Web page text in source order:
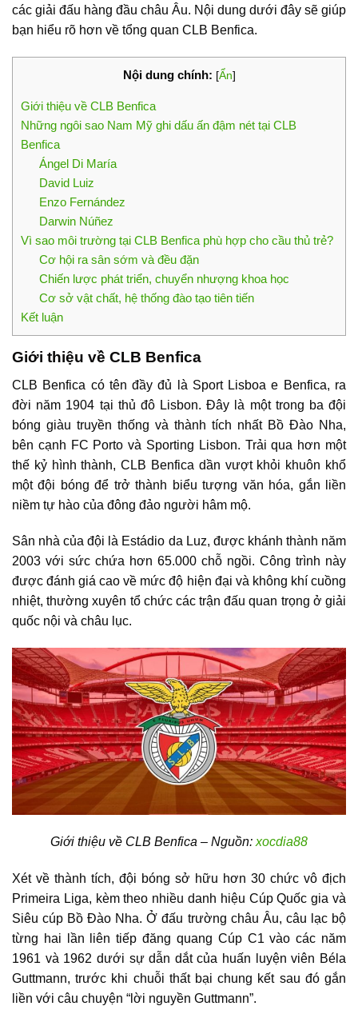
các giải đấu hàng đầu châu Âu. Nội dung dưới đây sẽ giúp
bạn hiểu rõ hơn về tổng quan CLB Benfica.
Nội dung chính: [Ẩn]
Giới thiệu về CLB Benfica
Những ngôi sao Nam Mỹ ghi dấu ấn đậm nét tại CLB
Benfica
Ángel Di María
David Luiz
Enzo Fernández
Darwin Núñez
Vì sao môi trường tại CLB Benfica phù hợp cho cầu thủ trẻ?
Cơ hội ra sân sớm và đều đặn
Chiến lược phát triển, chuyển nhượng khoa học
Cơ sở vật chất, hệ thống đào tạo tiên tiến
Kết luận
Giới thiệu về CLB Benfica
CLB Benfica có tên đầy đủ là Sport Lisboa e Benfica, ra
đời năm 1904 tại thủ đô Lisbon. Đây là một trong ba đội
bóng giàu truyền thống và thành tích nhất Bồ Đào Nha,
bên cạnh FC Porto và Sporting Lisbon. Trải qua hơn một
thế kỷ hình thành, CLB Benfica dần vượt khỏi khuôn khổ
một đội bóng để trở thành biểu tượng văn hóa, gắn liền
niềm tự hào của đông đảo người hâm mộ.
Sân nhà của đội là Estádio da Luz, được khánh thành năm
2003 với sức chứa hơn 65.000 chỗ ngồi. Công trình này
được đánh giá cao về mức độ hiện đại và không khí cuồng
nhiệt, thường xuyên tổ chức các trận đấu quan trọng ở giải
quốc nội và châu lục.
Giới thiệu về CLB Benfica – Nguồn: xocdia88
Xét về thành tích, đội bóng sở hữu hơn 30 chức vô địch
Primeira Liga, kèm theo nhiều danh hiệu Cúp Quốc gia và
Siêu cúp Bồ Đào Nha. Ở đấu trường châu Âu, câu lạc bộ
từng hai lần liên tiếp đăng quang Cúp C1 vào các năm
1961 và 1962 dưới sự dẫn dắt của huấn luyện viên Béla
Guttmann, trước khi chuỗi thất bại chung kết sau đó gắn
liền với câu chuyện “lời nguyền Guttmann”.